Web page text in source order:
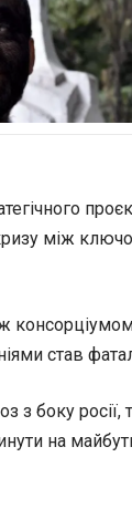
між
став
з боку
на